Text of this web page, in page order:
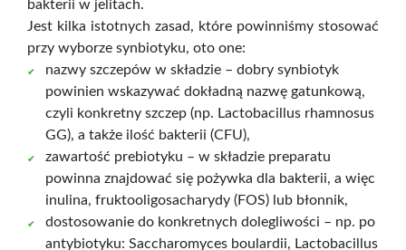
bakterii w jelitach.
Jest kilka istotnych zasad, które powinniśmy stosować
przy wyborze synbiotyku, oto one:
nazwy szczepów w składzie – dobry synbiotyk
powinien wskazywać dokładną nazwę gatunkową,
czyli konkretny szczep (np. Lactobacillus rhamnosus
GG), a także ilość bakterii (CFU),
zawartość prebiotyku – w składzie preparatu
powinna znajdować się pożywka dla bakterii, a więc
inulina, fruktooligosacharydy (FOS) lub błonnik,
dostosowanie do konkretnych dolegliwości – np. po
antybiotyku: Saccharomyces boulardii, Lactobacillus